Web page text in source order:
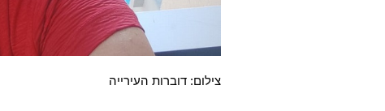
צילום: דוברות העירייה